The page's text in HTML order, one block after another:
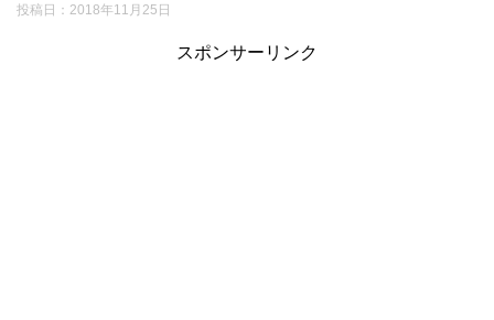
投稿日： 2018年11月25日
スポンサーリンク